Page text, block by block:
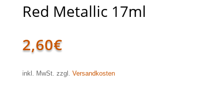
Red Metallic 17ml
2,60€
inkl. MwSt. zzgl. Versandkosten